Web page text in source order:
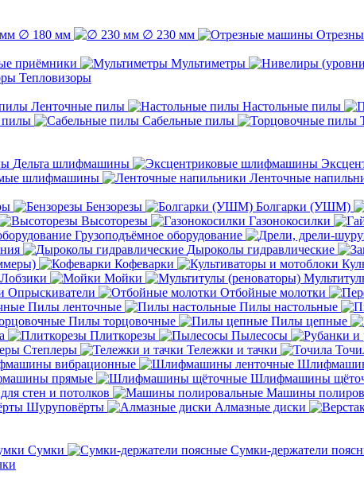
∅ 180 мм ∅ 230 мм
приёмники Мультиметры
Тепловизоры
Ленточные пилы Настольные пилы
Сабельные пилы
Дельта шлифмашины
шлифмашины
Ленточные
Бензорезы
Болгарки (УШМ)
Высоторезы Газонокосилки
Грузоподъёмное оборудование
Дыроколы гидравлические
Кофеварки
Лобзики Мойки
Опрыскиватели Отбойные молотки
Пилы ленточные Пилы настольные
Пилы торцовочные
Пилы цепные
Плиткорезы Пылесосы
Степлеры Тележки и тачки
вибрационные
прямые
Шлифмашины
стен и потолков Машины
Шуруповёрты Алмазные диски
Сумки
Сумки-держатели